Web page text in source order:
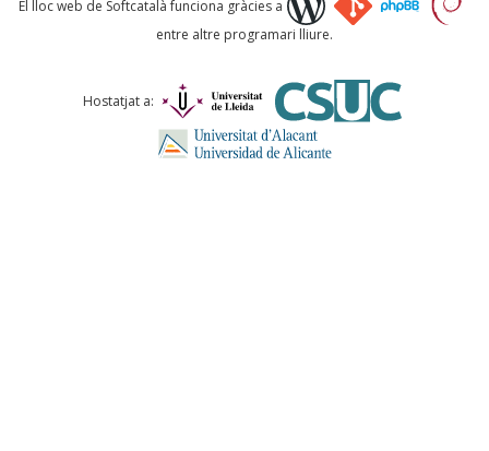
Comentari *
El lloc web de Softcatalà funciona gràcies a
entre altre programari lliure.
Hostatjat a: